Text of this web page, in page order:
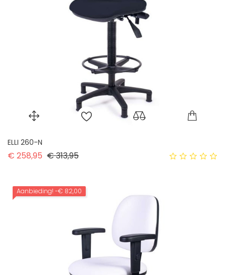
ELLI 260-N
€ 258,95 Normale prijs
€ 313,95Prijs
Aanbieding! -€ 82,00